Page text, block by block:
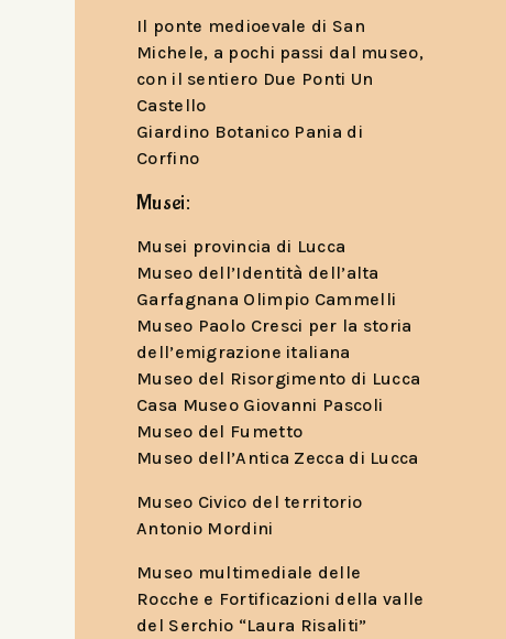
Il ponte medioevale di San
Michele, a pochi passi dal museo,
con il sentiero Due Ponti Un
Castello
Giardino Botanico Pania di
Corfino
Musei:
Musei provincia di Lucca
Museo dell’Identità dell’alta
Garfagnana Olimpio Cammelli
Museo Paolo Cresci per la storia
dell’emigrazione italiana
Museo del Risorgimento di Lucca
Casa Museo Giovanni Pascoli
Museo del Fumetto
Museo dell’Antica Zecca di Lucca
Museo Civico del territorio
Antonio Mordini
Museo multimediale delle
Rocche e Fortificazioni della valle
del Serchio “Laura Risaliti”